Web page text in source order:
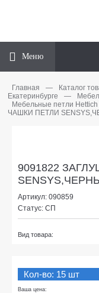
Меню
Главная — Каталог
Екатеринбурге
—
Мебельные петли Hettich
ЧАШКИ ПЕТЛИ
9091822
Артикул: 090859
Статус: СП
Вид товара:
Кол-во: 15 шт
Ваша цена: